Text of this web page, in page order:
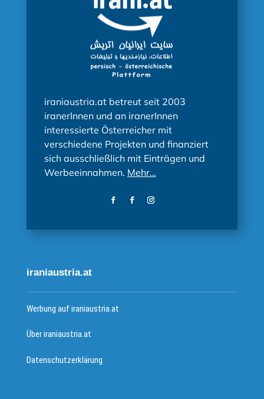
iraniaustria.at betreut seit 2003
iranerInnen und an iranerInnen
interessierte Österreicher mit
verschiedene Projekten und finanziert
sich ausschließlich mit Einträgen und
Werbeeinnahmen. Mehr…
iraniaustria.at
Werbung auf iraniaustria.at
Über iraniaustria.at
Datenschutzerklärung